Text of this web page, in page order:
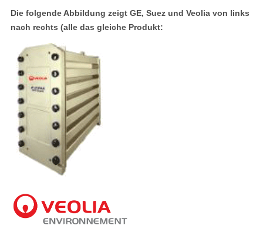
Die folgende Abbildung zeigt GE, Suez und Veolia von links
nach rechts (alle das gleiche Produkt: